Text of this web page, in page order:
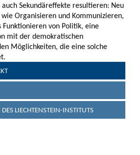
Sekundäreffekte resultieren: Neu
Organisieren und Kommunizieren,
Funktionieren von Politik, eine
mit der demokratischen
Möglichkeiten, die eine solche
LIECHTENSTEIN-INSTITUTS